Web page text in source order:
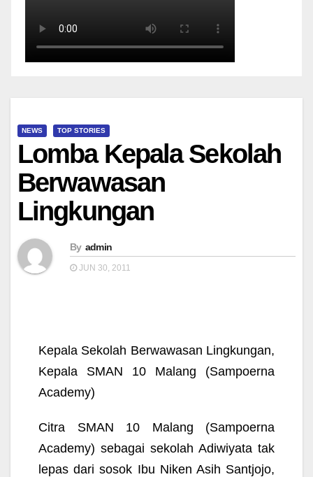
NEWS TOP STORIES
Lomba Kepala Sekolah
Berwawasan
Lingkungan
By admin
JUN 30, 2011
Kepala Sekolah Berwawasan Lingkungan,
Kepala SMAN 10 Malang (Sampoerna
Academy)
Citra SMAN 10 Malang (Sampoerna
Academy) sebagai sekolah Adiwiyata tak
lepas dari sosok Ibu Niken Asih Santjojo,